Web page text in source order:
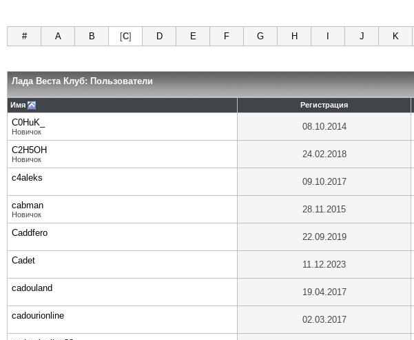
# A B [C] D E F G H J K
Лада Веста Клуб: Пользователи
Имя Регистрация
C0HuK_
Новичок 08.10.2014
C2H5OH
Новичок 24.02.2018
c4aleks 09.10.2017
cabman
Новичок 28.11.2015
Caddfero 22.09.2019
Cadet 11.12.2023
cadouland 19.04.2017
cadourionline 02.03.2017